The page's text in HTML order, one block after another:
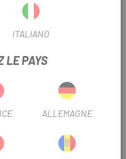
ITALIANO
LE PAYS
ALLEMAGNE